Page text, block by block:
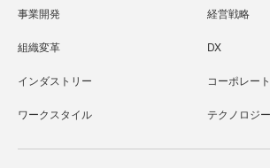
事業開発 経営戦略
組織変革 DX
インダストリー コーポレー
ワークスタイル テクノロジー